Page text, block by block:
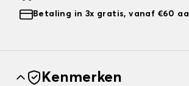
Betaling in 3x gratis, vanaf €60
Kenmerken